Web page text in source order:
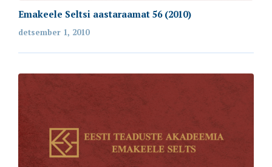
Emakeele Seltsi aastaraamat 56 (2010)
detsember 1, 2010